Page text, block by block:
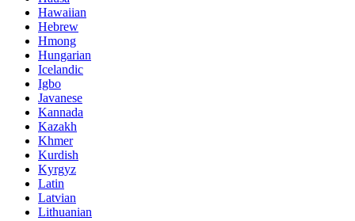
Hawaiian
Hebrew
Hmong
Hungarian
Icelandic
Igbo
Javanese
Kannada
Kazakh
Khmer
Kurdish
Kyrgyz
Latin
Latvian
Lithuanian